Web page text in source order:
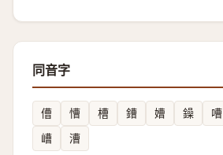
同音字
傮 慒 槽 鏪 㜖 鐰 嘈
嶆
漕